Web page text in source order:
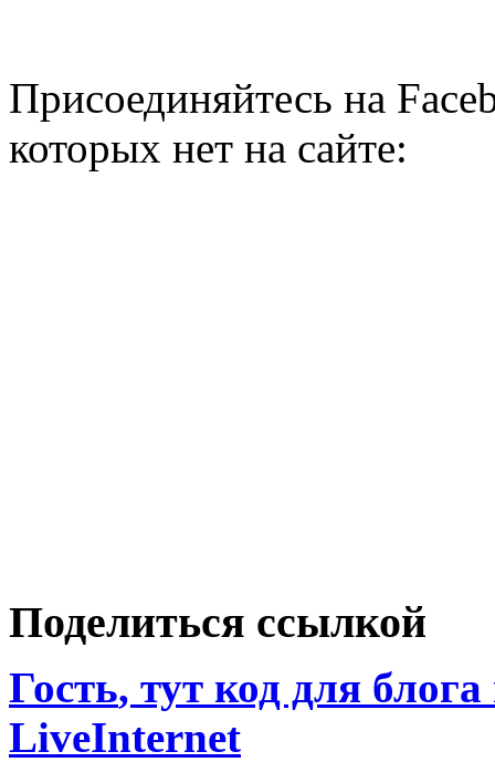
Присоединяйтесь на
которых нет на сайте:
Поделиться ссылкой
Гость, тут код для
LiveInternet